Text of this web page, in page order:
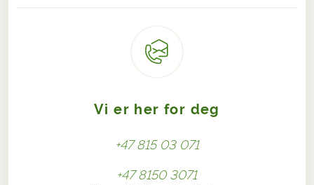
Vi er her for deg
+47 815 03 071
+47 8150 3071